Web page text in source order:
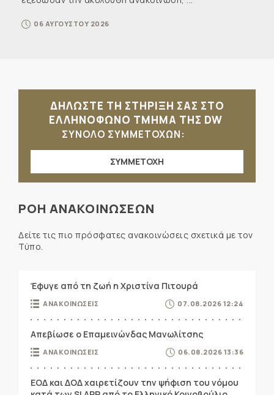
06 ΑΥΓΟΥΣΤΟΥ 2026
ΔΗΛΩΣΤΕ ΤΗ ΣΤΗΡΙΞΗ ΣΑΣ ΣΤΟ
ΕΛΛΗΝΟΦΩΝΟ ΤΜΗΜΑ ΤΗΣ DW
ΣΥΝΟΛΟ ΣΥΜΜΕΤΟΧΩΝ:
ΣΥΜΜΕΤΟΧΗ
ΡΟΗ ΑΝΑΚΟΙΝΩΣΕΩΝ
Δείτε τις πιο πρόσφατες ανακοινώσεις σχετικά με τον
Τύπο.
Έφυγε από τη ζωή η Χριστίνα Πιτουρά
ΑΝΑΚΟΙΝΩΣΕΙΣ 07.08.2026 12:24
Απεβίωσε ο Επαμεινώνδας Μανωλίτσης
ΑΝΑΚΟΙΝΩΣΕΙΣ 06.08.2026 13:36
ΕΟΔ και ΔΟΔ χαιρετίζουν την ψήφιση του νόμου